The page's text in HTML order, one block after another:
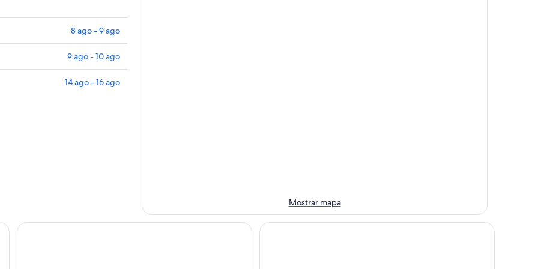
8 ago - 9 ago
9 ago - 10 ago
14 ago - 16 ago
Mostrar mapa
Hotel Walhalla Holiday Inn - the niu, Flower Konstanz by IHG